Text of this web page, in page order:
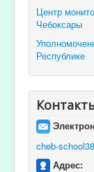
Центр
Чебоксары
Республике
cheb-
Адрес: